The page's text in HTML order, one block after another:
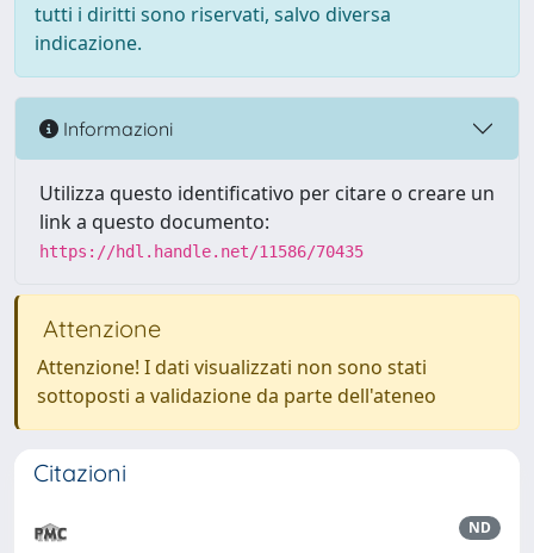
tutti i diritti sono riservati, salvo diversa
indicazione.
Informazioni
Utilizza questo identificativo per citare o creare un
link a questo documento:
https://hdl.handle.net/11586/70435
Attenzione
Attenzione! I dati visualizzati non sono stati
sottoposti a validazione da parte dell'ateneo
Citazioni
ND